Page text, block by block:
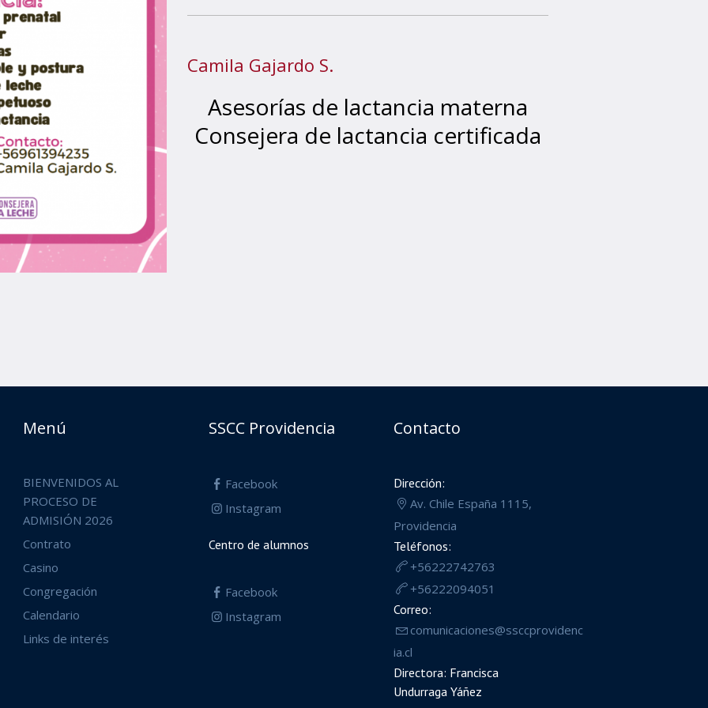
Camila Gajardo S.
Asesorías de lactancia materna
Consejera de lactancia certificada
Menú
BIENVENIDOS AL
PROCESO DE
ADMISIÓN 2026
Contrato
Casino
Congregación
Calendario
Links de interés
SSCC Providencia
Facebook
Instagram
Centro de alumnos
Facebook
Instagram
Contacto
Dirección:
Av. Chile España 1115,
Providencia
Teléfonos:
+56222742763
+56222094051
Correo:
comunicaciones@ssccprovidenc
ia.cl
Directora: Francisca
Undurraga Yáñez